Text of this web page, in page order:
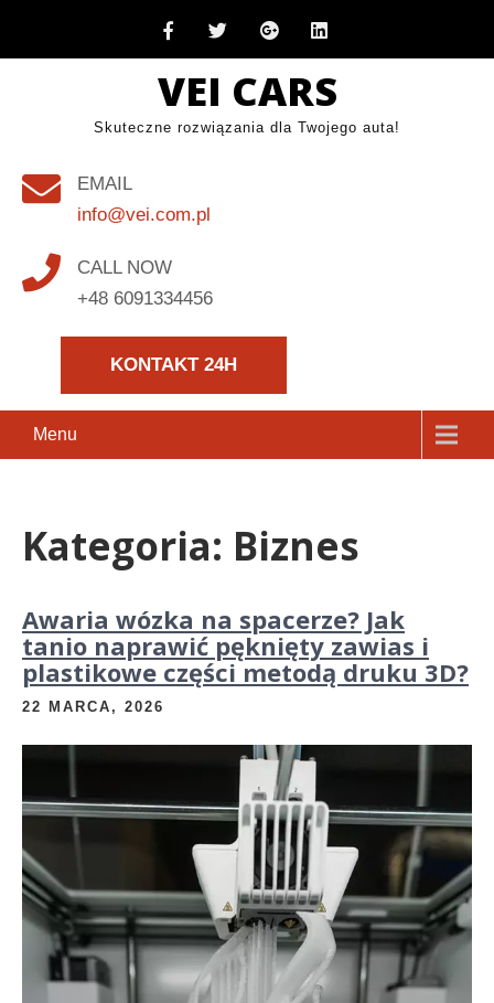
VEI CARS
Skuteczne rozwiązania dla Twojego auta!
EMAIL
info@vei.com.pl
CALL NOW
+48 6091334456
KONTAKT 24H
Menu
Kategoria: Biznes
Awaria wózka na spacerze? Jak
tanio naprawić pęknięty zawias i
plastikowe części metodą druku 3D?
22 MARCA, 2026